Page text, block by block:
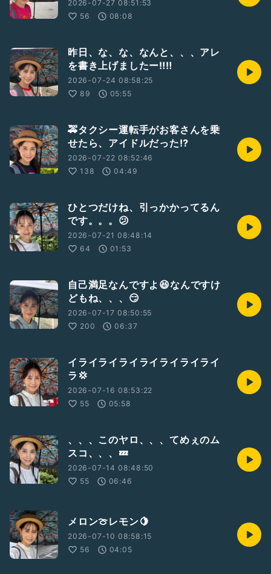
2026-07-27 08:51:53
56
08:08
昨日、な、な、なんと、、、アレ
を書き上げましたー‼️‼️
2026-07-24 08:58:25
89
05:55
🚕タクシー運転手がお客さんを乗
せたら、アイドルだった⁉️
2026-07-22 08:52:46
138
04:49
ひとつだけね、引っかかってるん
です。。。😕
2026-07-21 08:48:14
64
01:53
自己満足なんですよ😆なんですけ
どもね、、、😏
2026-07-17 08:50:55
200
06:37
イライライライライライライライ
ラ💢
2026-07-16 08:53:22
55
05:58
、、、このヤロ、、、てめぇのム
スコ、、、💤
2026-07-14 08:48:50
55
06:46
メロン🍈レモン🍋
2026-07-10 08:58:15
56
04:05